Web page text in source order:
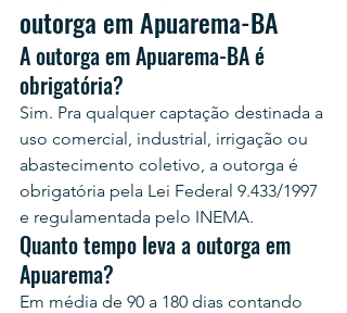
outorga em Apuarema-BA
A outorga em Apuarema-BA é
obrigatória?
Sim. Pra qualquer captação destinada a
uso comercial, industrial, irrigação ou
abastecimento coletivo, a outorga é
obrigatória pela Lei Federal 9.433/1997
e regulamentada pelo INEMA.
Quanto tempo leva a outorga em
Apuarema?
Em média de 90 a 180 dias contando